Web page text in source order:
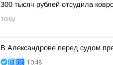
300 тысяч рублей отсудила
10:07
В Александрове перед судом
10:48